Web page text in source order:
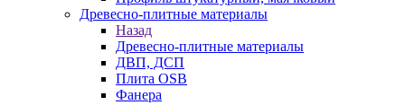
Древесно-плитные материалы
Назад
Древесно-плитные материалы
ДВП, ДСП
Плита OSB
Фанера